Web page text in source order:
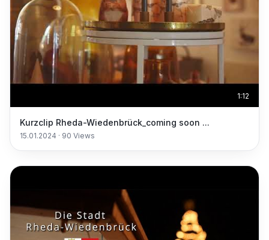
1:12
Kurzclip Rheda-Wiedenbrück_coming soon ...
15.01.2024 · 90 Views